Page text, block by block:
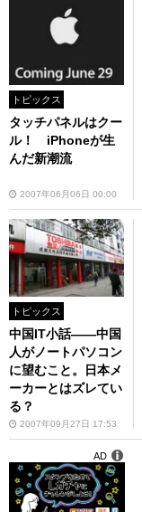
トピックス
タッチパネルはクー
ル！ iPhoneが生
んだ新潮流
2007年06月06日 00:00
トピックス
中国IT小話――中国
人がノートパソコン
に望むこと。日本メ
ーカーとはズレてい
る？
2007年09月27日 17:53
AD